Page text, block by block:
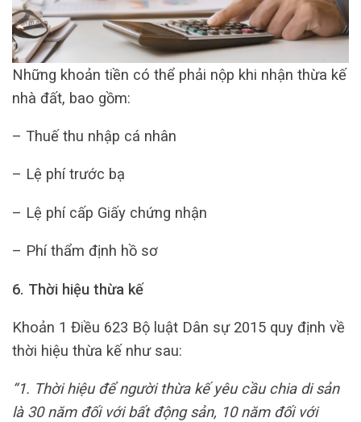
Những khoản tiền có thể phải nộp khi nhận thừa kế
nhà đất, bao gồm:
– Thuế thu nhập cá nhân
– Lệ phí trước bạ
– Lệ phí cấp Giấy chứng nhận
– Phí thẩm định hồ sơ
6. Thời hiệu thừa kế
Khoản 1 Điều 623 Bộ luật Dân sự 2015 quy định về
thời hiệu thừa kế như sau:
“1. Thời hiệu để người thừa kế yêu cầu chia di sản
là 30 năm đối với bất động sản, 10 năm đối với